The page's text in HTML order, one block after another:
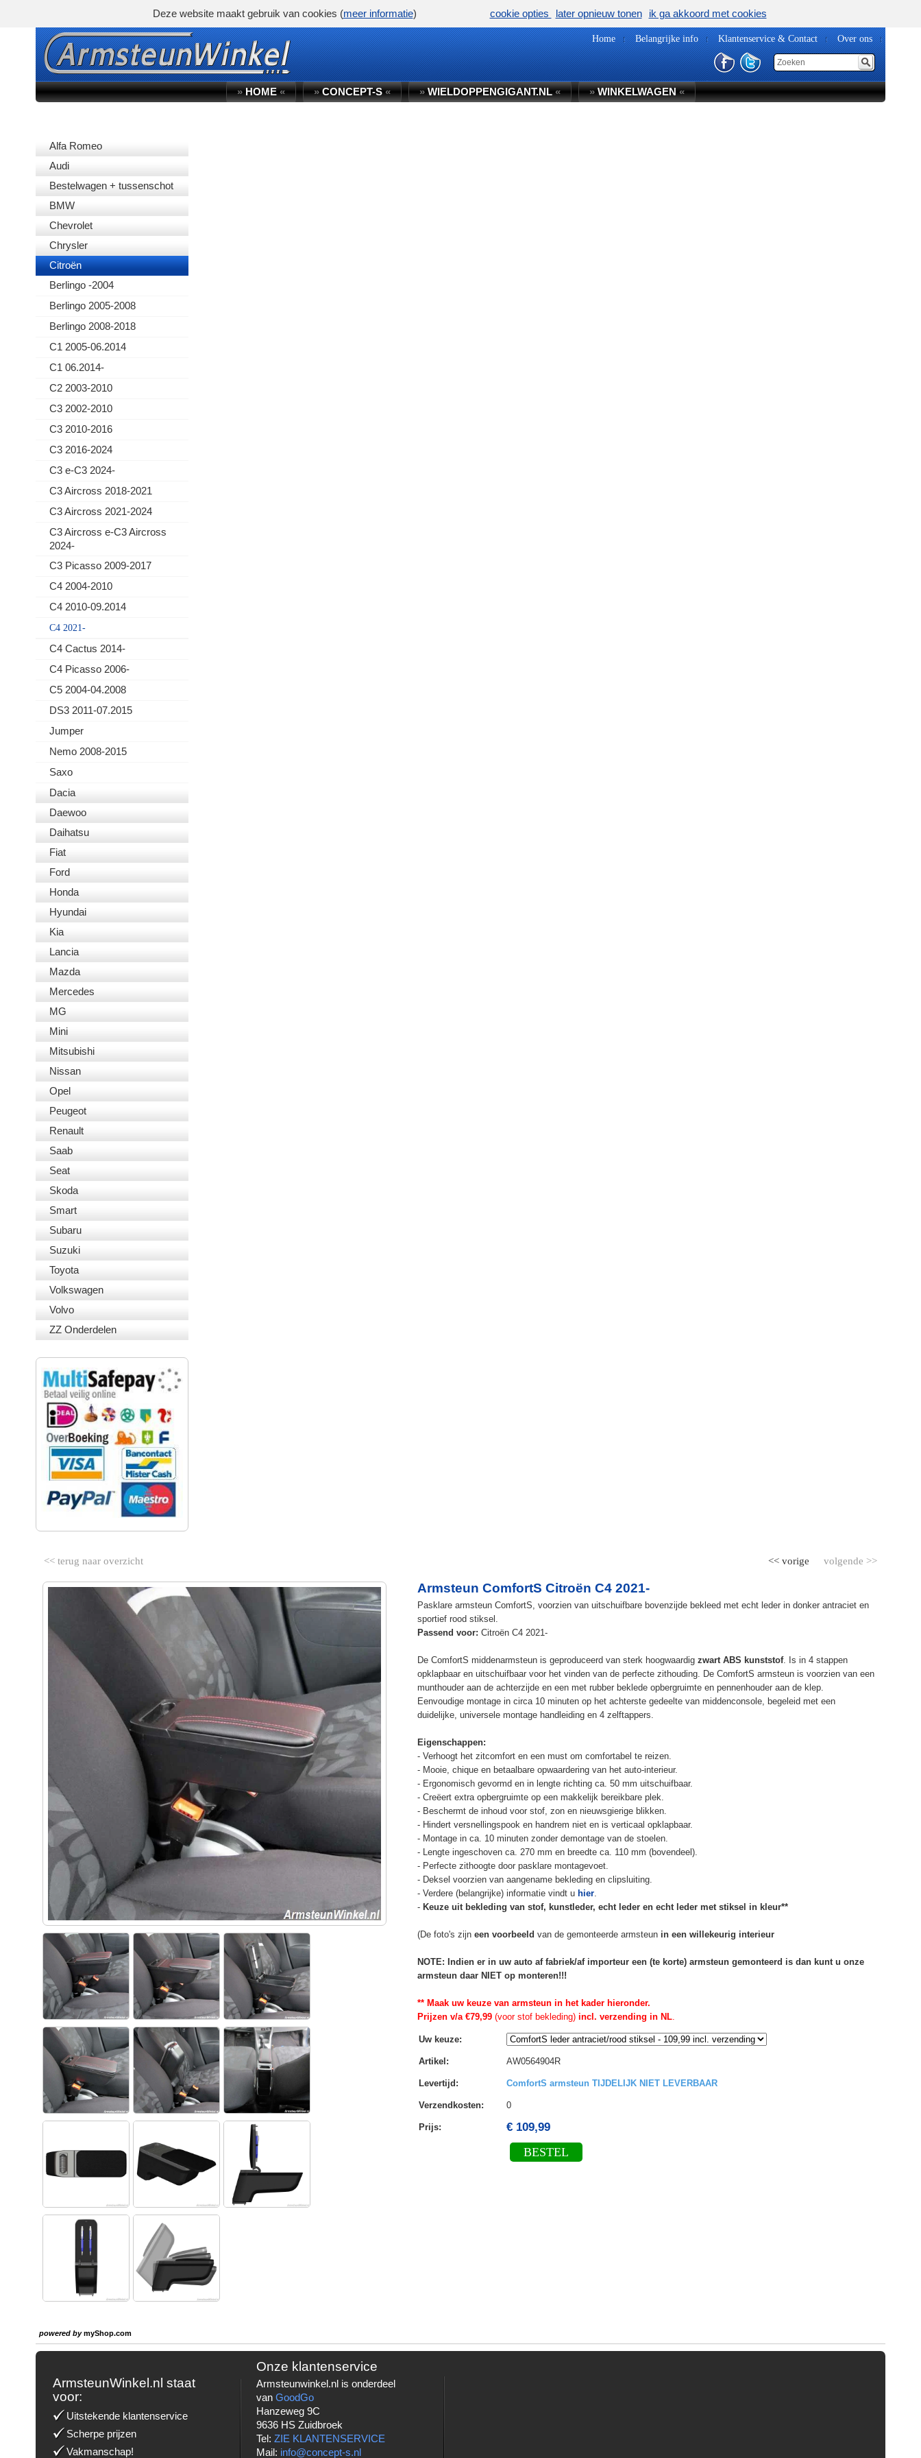
Home Belangrijke info Klantenservice & Contact Over ons
»HOME« »CONCEPT-S« »WIELDOPPENGIGANT.NL« »WINKELWAGEN«
Alfa Romeo
Audi
Bestelwagen + tussenschot
BMW
Chevrolet
Chrysler
Citroën
Berlingo -2004
Berlingo 2005-2008
Berlingo 2008-2018
C1 2005-06.2014
C1 06.2014-
C2 2003-2010
C3 2002-2010
C3 2010-2016
C3 2016-2024
C3 e-C3 2024-
C3 Aircross 2018-2021
C3 Aircross 2021-2024
C3 Aircross e-C3 Aircross
2024-
C3 Picasso 2009-2017
C4 2004-2010
C4 2010-09.2014
C4 2021-
C4 Cactus 2014-
C4 Picasso 2006-
C5 2004-04.2008
DS3 2011-07.2015
Jumper
Nemo 2008-2015
Saxo
Dacia
Daewoo
Daihatsu
Fiat
Ford
Honda
Hyundai
Kia
Lancia
Mazda
Mercedes
MG
Mini
Mitsubishi
Nissan
Opel
Peugeot
Renault
Saab
Seat
Skoda
Smart
Subaru
Suzuki
Toyota
Volkswagen
Volvo
ZZ Onderdelen
<< terug naar overzicht volgende >>
<< vorige
Armsteun ComfortS Citroën C4 2021-
Pasklare armsteun ComfortS, voorzien van uitschuifbare bovenzijde bekleed met echt leder in donker antraciet en
sportief rood stiksel.
Passend voor: Citroën C4 2021-
De ComfortS middenarmsteun is geproduceerd van sterk hoogwaardig zwart ABS kunststof. Is in 4 stappen
opklapbaar en uitschuifbaar voor het vinden van de perfecte zithouding. De ComfortS armsteun is voorzien van een
munthouder aan de achterzijde en een met rubber beklede opbergruimte en pennenhouder aan de klep.
Eenvoudige montage in circa 10 minuten op het achterste gedeelte van middenconsole, begeleid met een
duidelijke, universele montage handleiding en 4 zelftappers.
Eigenschappen:
- Verhoogt het zitcomfort en een must om comfortabel te reizen.
- Mooie, chique en betaalbare opwaardering van het auto-interieur.
- Ergonomisch gevormd en in lengte richting ca. 50 mm uitschuifbaar.
- Creëert extra opbergruimte op een makkelijk bereikbare plek.
- Beschermt de inhoud voor stof, zon en nieuwsgierige blikken.
- Hindert versnellingspook en handrem niet en is verticaal opklapbaar.
- Montage in ca. 10 minuten zonder demontage van de stoelen.
- Lengte ingeschoven ca. 270 mm en breedte ca. 110 mm (bovendeel).
- Perfecte zithoogte door pasklare montagevoet.
- Deksel voorzien van aangename bekleding en clipsluiting.
- Verdere (belangrijke) informatie vindt u hier.
- Keuze uit bekleding van stof, kunstleder, echt leder en echt leder met stiksel in kleur**
(De foto's zijn een voorbeeld van de gemonteerde armsteun in een willekeurig interieur
NOTE: Indien er in uw auto af fabriek/af importeur een (te korte) armsteun gemonteerd is dan kunt u onze
armsteun daar NIET op monteren!!!
** Maak uw keuze van armsteun in het kader hieronder.
Prijzen v/a €79,99(voor stof bekleding)incl. verzending in NL.
Uw keuze:
Artikel : AW0564904R
Levertijd : ComfortS armsteun TIJDELIJK NIET LEVERBAAR
Verzendkosten: 0
Prijs: € 109,99
BESTEL
powered bymyShop.com
ArmsteunWinkel.nl staat
voor:
Uitstekende klantenservice
Scherpe prijzen
Vakmanschap!
Onze klantenservice
Armsteunwinkel.nl is onderdeel
vanGoodGo
Hanzeweg 9C
9636 HS Zuidbroek
Tel:ZIE KLANTENSERVICE
Mail: info@concept-s.nl
Deze website maakt gebruik van cookies (meer informatie) cookie opties later opnieuw tonen ik ga akkoord met cookies